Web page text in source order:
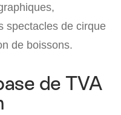
spectacles de cirque
de boissons.
de TVA